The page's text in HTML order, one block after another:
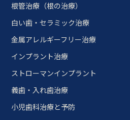
根管治療（根の治療）
白い歯・セラミック治療
金属アレルギーフリー治療
インプラント治療
ストローマンインプラント
義歯・入れ歯治療
小児歯科治療と予防